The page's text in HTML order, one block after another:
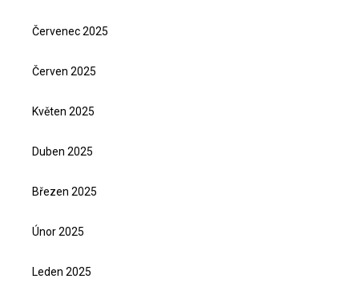
Červenec 2025
Červen 2025
Květen 2025
Duben 2025
Březen 2025
Únor 2025
Leden 2025